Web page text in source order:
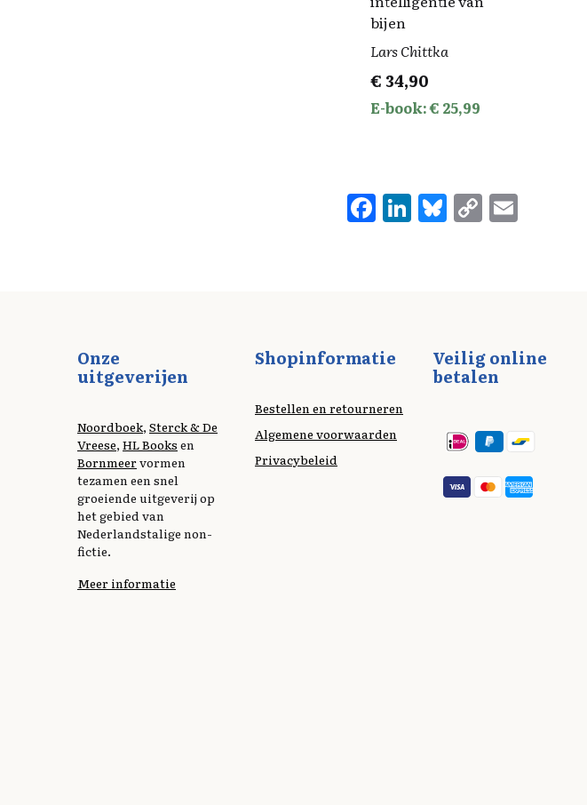
bijen
Lars Chittka
€34,90
E-book: € 25,99
F
a
o
k
Li
n
Bl
u
C
o
n
k
Onze
uitgeverijen
Noordboek, Sterck & De
Vreese, HL Books en
Bornmeervormen
tezamen een snel
groeiende uitgeverij op
het gebied van
Nederlandstalige non-
fictie.
Meer informatie
Shopinformatie
Bestellen en retourneren
Algemene voorwaarden
Privacybeleid
Veilig online
betalen